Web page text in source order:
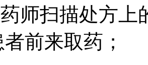
药师扫描处方
前来取药；